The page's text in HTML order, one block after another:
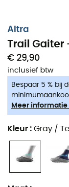
Altra
Trail Gaiter
€ 29,90
inclusief btw
Bespaar 5 % bij
Meer informatie
Kleur : Gray /
Trail Gaiter
ontworpen om